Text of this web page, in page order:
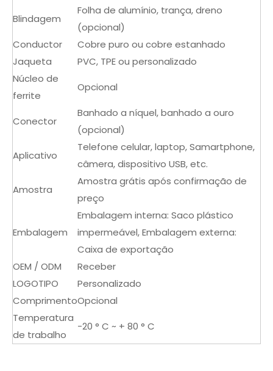
Blindagem
Folha de alumínio, trança, dreno
(opcional)
Conductor
Cobre puro ou cobre estanhado
Jaqueta
PVC, TPE ou personalizado
Núcleo de
ferrite
Opcional
Conector
Banhado a níquel, banhado a ouro
(opcional)
Aplicativo
Telefone celular, laptop, Samartphone,
câmera, dispositivo USB, etc.
Amostra
Amostra grátis após confirmação de
preço
Embalagem
Embalagem interna: Saco plástico
impermeável, Embalagem externa:
Caixa de exportação
OEM / ODM
Receber
LOGOTIPO
Personalizado
ComprimentoOpcional
Temperatura
de trabalho
-20 ° C ~ + 80 ° C